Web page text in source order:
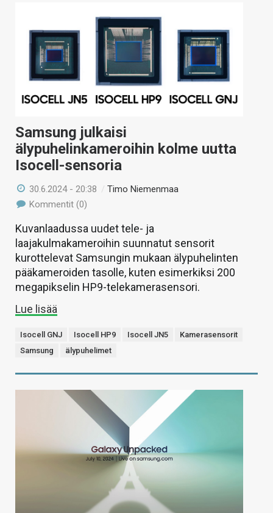
Samsung julkaisi
älypuhelinkameroihin kolme uutta
Isocell-sensoria
30.6.2024 - 20:38 /Timo Niemenmaa
Kommentit (0)
Kuvanlaadussa uudet tele- ja
laajakulmakameroihin suunnatut sensorit
kurottelevat Samsungin mukaan älypuhelinten
pääkameroiden tasolle, kuten esimerkiksi 200
megapikselin HP9-telekamerasensori.
Lue lisää
Isocell GNJ Isocell HP9 Isocell JN5
Kamerasensorit
Samsung
älypuhelimet